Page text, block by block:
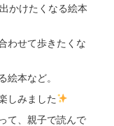
かけたくなる絵本
わせて歩きたくな
絵本など。
しみました
て、親子で読んで